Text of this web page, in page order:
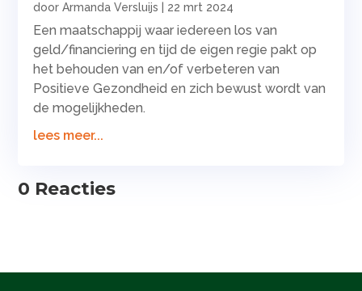
doorArmanda Versluijs 22 mrt 2024
Een maatschappij waar iedereen los van
geld/financiering en tijd de eigen regie pakt op
het behouden van en/of verbeteren van
Positieve Gezondheid en zich bewust wordt van
de mogelijkheden.
lees meer...
0 Reacties